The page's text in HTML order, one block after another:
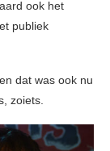
ook het
publiek
dat was ook nu
zoiets.